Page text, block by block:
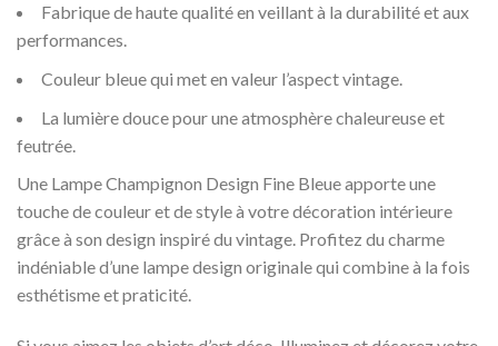
Fabrique de haute qualité en veillant à la durabilité et aux
performances.
Couleur bleue qui met en valeur l’aspect vintage.
La lumière douce pour une atmosphère chaleureuse et
feutrée.
Une Lampe Champignon Design Fine Bleue apporte une
touche de couleur et de style à votre décoration intérieure
grâce à son design inspiré du vintage. Profitez du charme
indéniable d’une lampe design originale qui combine à la fois
esthétisme et praticité.